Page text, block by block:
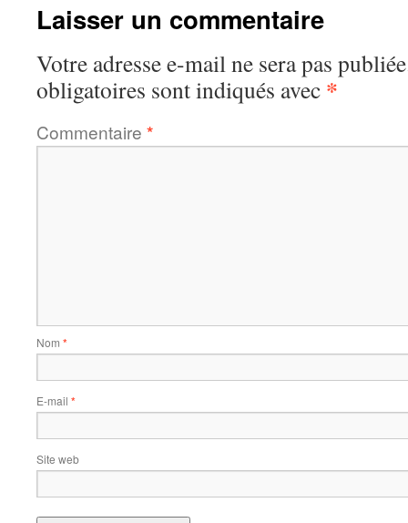
Laisser un commentaire
Votre adresse e-mail ne sera pas
obligatoires sont indiqués avec *
Commentaire *
Nom *
E-mail *
Site web